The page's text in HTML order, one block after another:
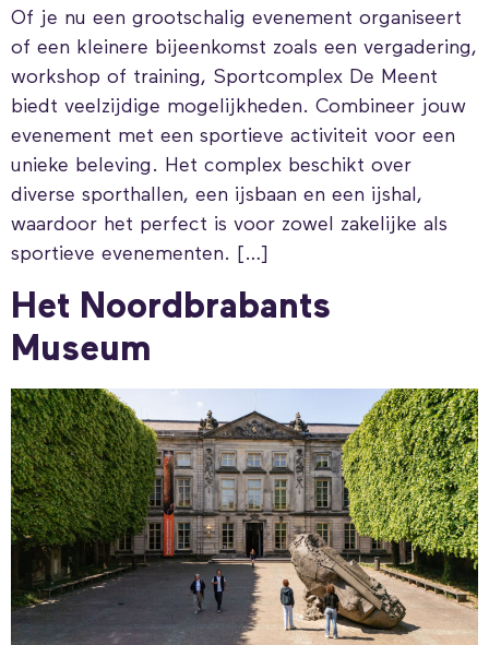
Of je nu een grootschalig evenement organiseert
of een kleinere bijeenkomst zoals een vergadering,
workshop of training, Sportcomplex De Meent
biedt veelzijdige mogelijkheden. Combineer jouw
evenement met een sportieve activiteit voor een
unieke beleving. Het complex beschikt over
diverse sporthallen, een ijsbaan en een ijshal,
waardoor het perfect is voor zowel zakelijke als
sportieve evenementen. […]
Het Noordbrabants
Museum